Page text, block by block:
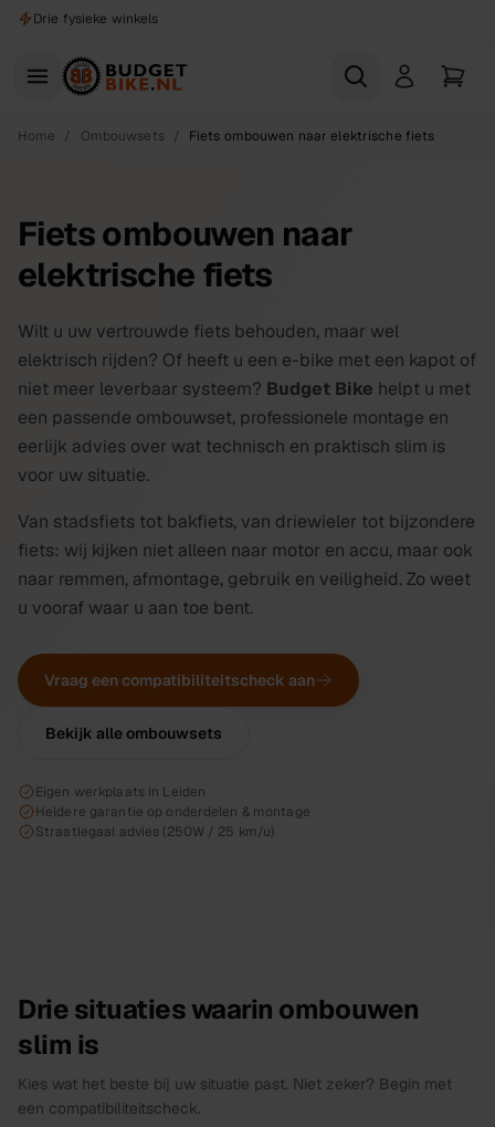
Naar hoofdinhoud
Gratis proefrit
Home / Ombouwsets / Fiets ombouwen naar elektrische fiets
Fiets ombouwen naar
elektrische fiets
Wilt u uw vertrouwde fiets behouden, maar wel
elektrisch rijden? Of heeft u een e-bike met een kapot of
niet meer leverbaar systeem? Budget Bike helpt u met
een passende ombouwset, professionele montage en
eerlijk advies over wat technisch en praktisch slim is
voor uw situatie.
Van stadsfiets tot bakfiets, van driewieler tot bijzondere
fiets: wij kijken niet alleen naar motor en accu, maar ook
naar remmen, afmontage, gebruik en veiligheid. Zo weet
u vooraf waar u aan toe bent.
Vraag een compatibiliteitscheck aan
Bekijk alle ombouwsets
Eigen werkplaats in Leiden
Heldere garantie op onderdelen & montage
Straatlegaal advies (250W / 25 km/u)
Drie situaties waarin ombouwen
slim is
Kies wat het beste bij uw situatie past. Niet zeker? Begin met
een compatibiliteitscheck.